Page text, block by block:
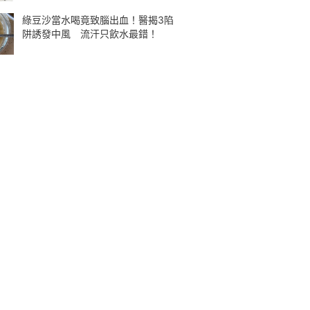
綠豆沙當水喝竟致腦出血！醫揭3陷
阱誘發中風 流汗只飲水最錯！